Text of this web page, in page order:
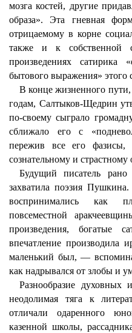
мозга костей, другие
образа». Эта гневная
отрицаемому в корне
также и к собственной
произведениях
бытового выражения» этого
В конце жизненного
годам, Салтыков-Щедрин
по-своему сыграло
сближало его с
пережив все его
сознательному и
Будущий писатель
захватила поэзия
воспринимались как
повсеместной
произведения, богатые
впечатление производила
маленький был, —
как надрывался от злобы и
Разнообразие духовных
неодолимая тяга к
отличали одаренного
казенной школы,